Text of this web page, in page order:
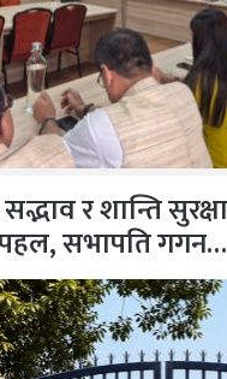
र शान्ति
सभापति गगन…